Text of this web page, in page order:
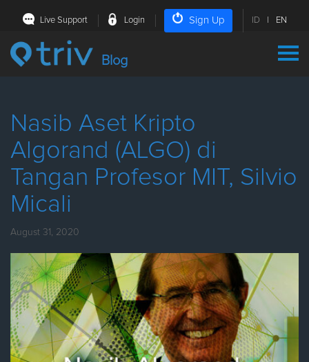
Live Support Login Sign Up ID EN
Blog
Nasib Aset Kripto
Algorand (ALGO) di
Tangan Profesor MIT, Silvio
Micali
August 31, 2020